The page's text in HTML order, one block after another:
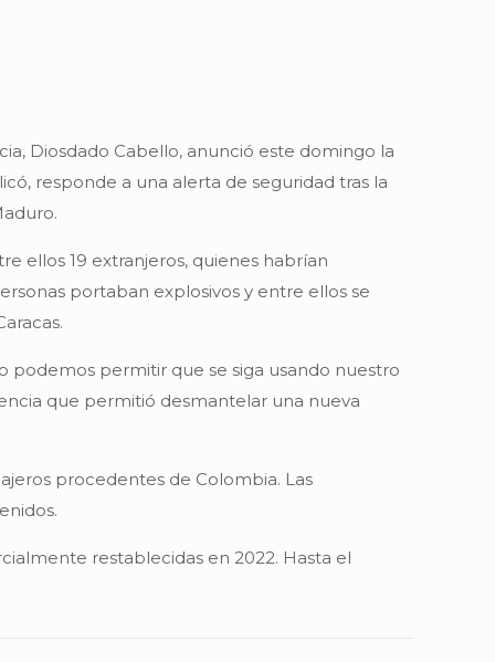
Diosdado Cabello, anunció este domingo la
responde a una alerta de seguridad tras la
ellos 19 extranjeros, quienes habrían
portaban explosivos y entre ellos se
podemos permitir que se siga usando nuestro
que permitió desmantelar una nueva
procedentes de Colombia. Las
restablecidas en 2022. Hasta el